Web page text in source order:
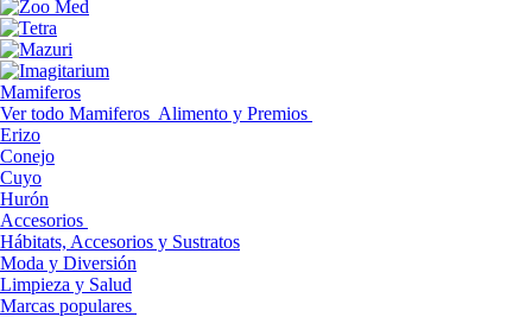
Mamiferos
Ver todo Mamiferos Alimento y Premios
Erizo
Conejo
Cuyo
Hurón
Accesorios
Hábitats, Accesorios y Sustratos
Moda y Diversión
Limpieza y Salud
Marcas populares